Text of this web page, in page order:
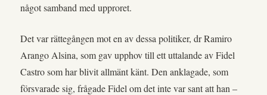
något samband med upproret.
Det var rättegången mot en av dessa politiker, dr Ramiro
Arango Alsina, som gav upphov till ett uttalande av Fidel
Castro som har blivit allmänt känt. Den anklagade, som
försvarade sig, frågade Fidel om det inte var sant att han –